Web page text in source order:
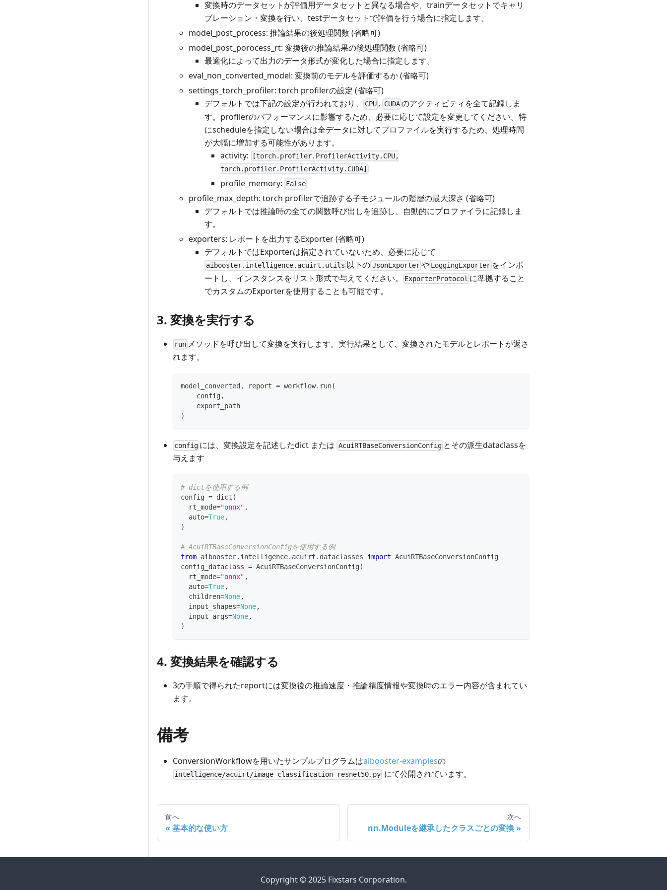
変換時のデータセットが評価用データセットと異なる場合や、trainデータセットでキャリ
ブレーション・変換を行い、testデータセットで評価を行う場合に指定します。
model_post_process: 推論結果の後処理関数 (省略可)
model_post_porocess_rt: 変換後の推論結果の後処理関数 (省略可)
最適化によって出力のデータ形式が変化した場合に指定します。
eval_non_converted_model: 変換前のモデルを評価するか (省略可)
settings_torch_profiler: torch profilerの設定 (省略可)
デフォルトでは下記の設定が行われており、
CPU , CUDAのアクティビティを全て記録しま
す。profilerのパフォーマンスに影響するため、必要に応じて設定を変更してください。特
にscheduleを指定しない場合は全データに対してプロファイルを実行するため、処理時間
が大幅に増加する可能性があります。
activity:
[torch.profiler.ProfilerActivity.CPU,
torch.profiler.ProfilerActivity.CUDA]
profile_memory: False
profile_max_depth: torch profilerで追跡する子モジュールの階層の最大深さ (省略可)
デフォルトでは推論時の全ての関数呼び出しを追跡し、自動的にプロファイラに記録しま
す。
exporters: レポートを出力するExporter (省略可)
デフォルトではExporterは指定されていないため、必要に応じて
aibooster.intelligence.acuirt.utils 以下の JsonExporterや LoggingExporter をインポ
ートし、インスタンスをリスト形式で与えてください。
ExporterProtocol に準拠すること
でカスタムのExporterを使用することも可能です。
3. 変換を実行する
run メソッドを呼び出して変換を実行します。実行結果として、変換されたモデルとレポートが返さ
れます。
model_converted , report = workflow. run(
    config
,
    export_path
)
config には、変換設定を記述したdict または AcuiRTBaseConversionConfigとその派生dataclassを
与えます
# dictを使用する例
config = dict (
  rt_mode
="onnx" ,
  auto
=True,
)
# AcuiRTBaseConversionConfigを使用する例
from aibooster. intelligence. acuirt . dataclasses import AcuiRTBaseConversionConfig
config_dataclass = AcuiRTBaseConversionConfig(
  rt_mode
="onnx" ,
  auto
=True,
  children
=None,
  input_shapes
=None,
  input_args
=None,
)
4. 変換結果を確認する
3の手順で得られたreportには変換後の推論速度・推論精度情報や変換時のエラー内容が含まれてい
ます。
備考
ConversionWorkflowを用いたサンプルプログラムはaibooster-examplesの
intelligence/acuirt/image_classification_resnet50.py にて公開されています。
前へ
基本的な使い方
次へ
nn.Moduleを継承したクラスごとの変換
Copyright © 2025 Fixstars Corporation.